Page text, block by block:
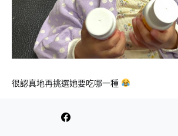
很認真地再挑選她要吃哪一種